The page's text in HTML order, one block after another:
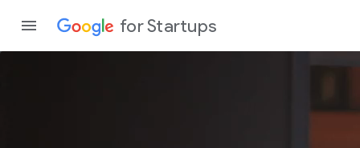
for Startups